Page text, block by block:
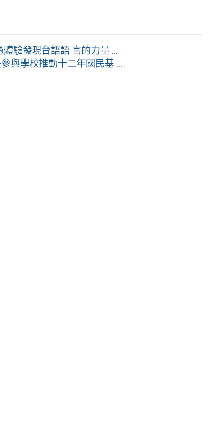
驗發現台語語 言的力量 ...
與學校推動十二年國民基 ...